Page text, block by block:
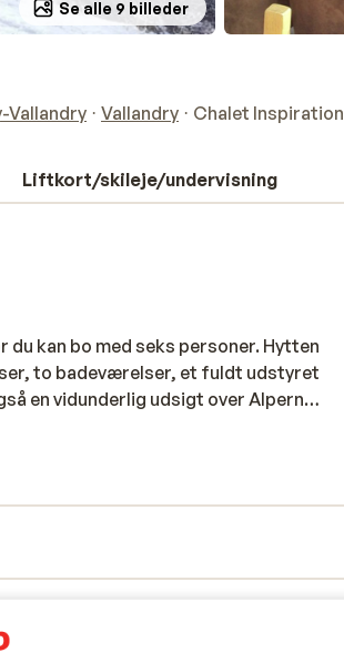
Se alle 9 billeder
Vallandry Vallandry Chalet Inspiration
Liftkort/skileje/undervisning
kan bo med seks personer. Hytten
to badeværelser, et fuldt udstyret
en vidunderlig udsigt over Alperne.
Perfekt, når solen skinner!
i øjeblikket.